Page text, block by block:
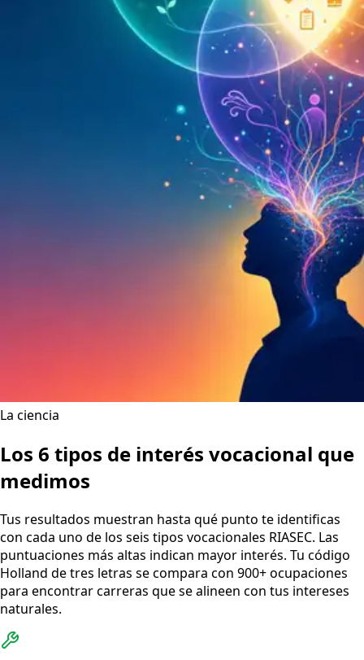
La ciencia
Los 6 tipos de interés vocacional que
medimos
Tus resultados muestran hasta qué punto te identificas
con cada uno de los seis tipos vocacionales RIASEC. Las
puntuaciones más altas indican mayor interés. Tu código
Holland de tres letras se compara con 900+ ocupaciones
para encontrar carreras que se alineen con tus intereses
naturales.